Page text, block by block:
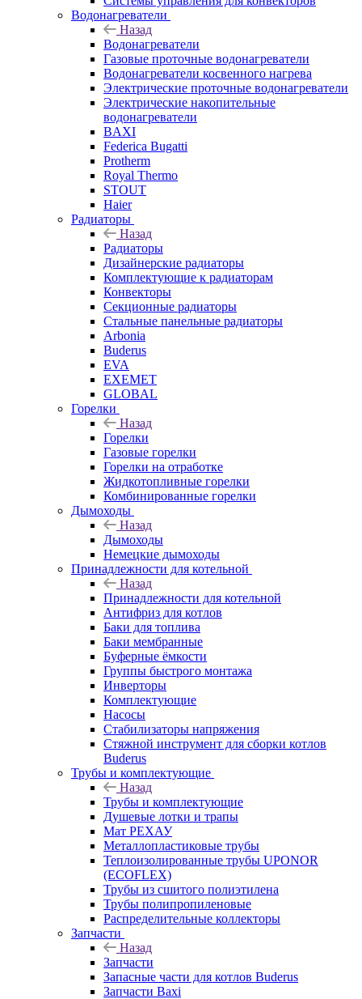
Водонагреватели
Назад
Водонагреватели
Газовые проточные водонагреватели
Водонагреватели косвенного нагрева
Электрические проточные водонагреватели
Электрические накопительные
водонагреватели
BAXI
Federica Bugatti
Protherm
Royal Thermo
STOUT
Haier
Радиаторы
Назад
Радиаторы
Дизайнерские радиаторы
Комплектующие к радиаторам
Конвекторы
Секционные радиаторы
Стальные панельные радиаторы
Arbonia
Buderus
EVA
EXEMET
GLOBAL
Горелки
Назад
Горелки
Газовые горелки
Горелки на отработке
Жидкотопливные горелки
Комбинированные горелки
Дымоходы
Назад
Дымоходы
Немецкие дымоходы
Принадлежности для котельной
Назад
Принадлежности для котельной
Антифриз для котлов
Баки для топлива
Баки мембранные
Буферные ёмкости
Группы быстрого монтажа
Инверторы
Комплектующие
Насосы
Стабилизаторы напряжения
Стяжной инструмент для сборки котлов
Buderus
Трубы и комплектующие
Назад
Трубы и комплектующие
Душевые лотки и трапы
Мат РЕХАУ
Металлопластиковые трубы
Теплоизолированные трубы UPONOR
(ECOFLEX)
Трубы из сшитого полиэтилена
Трубы полипропиленовые
Распределительные коллекторы
Запчасти
Назад
Запчасти
Запасные части для котлов Buderus
Запчасти Baxi